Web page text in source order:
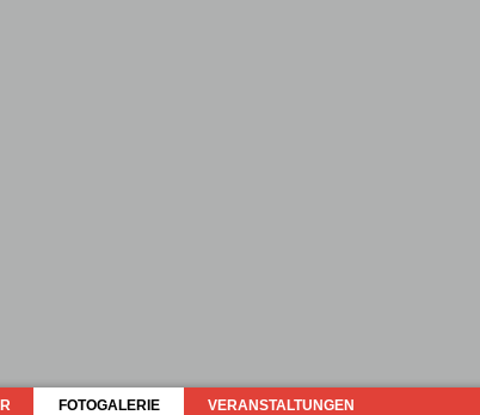
FOTOGALERIE VERANSTALTUNGEN